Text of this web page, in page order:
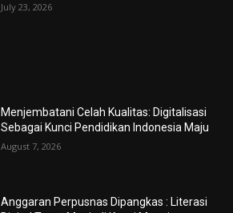
July 23, 2026
Menjembatani Celah Kualitas: Digitalisasi
Sebagai Kunci Pendidikan Indonesia Maju
August 7, 2026
Anggaran Perpusnas Dipangkas : Literasi